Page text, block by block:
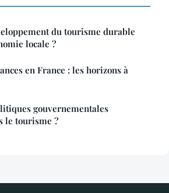
du tourisme durable
locale ?
en France : les horizons à
gouvernementales
le tourisme ?